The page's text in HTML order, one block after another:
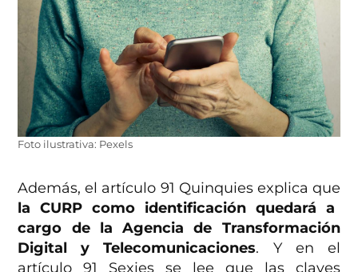
Foto ilustrativa: Pexels
Además, el artículo 91 Quinquies explica que
la CURP como identificación quedará a
cargo de la Agencia de Transformación
Digital y Telecomunicaciones. Y en el
artículo 91 Sexies se lee que las claves